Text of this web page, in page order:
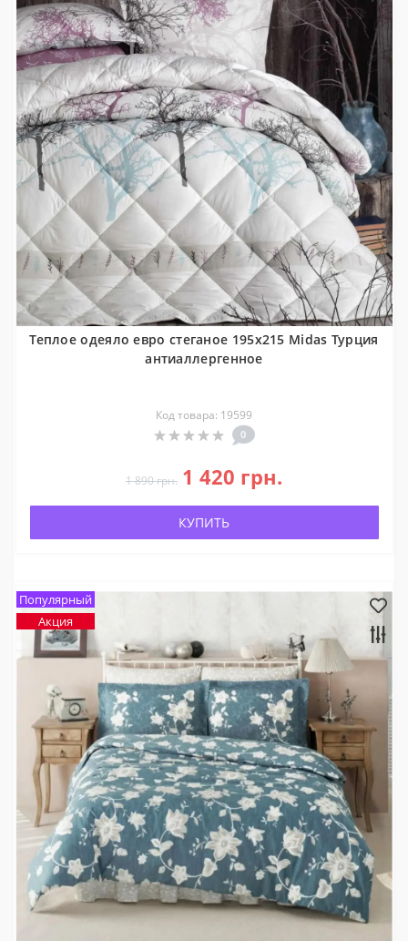
×
Оберіть мову
Теплое одеяло евро стеганое 195x215 Midas Турция
антиаллергенное
Код товара: 19599
0
1 890 грн. 1 420 грн.
КУПИТЬ
Популярный
Акция